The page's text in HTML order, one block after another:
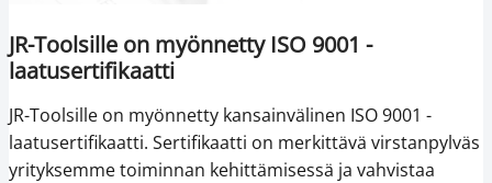
JR-Toolsille on myönnetty ISO 9001 -
laatusertifikaatti
JR-Toolsille on myönnetty kansainvälinen ISO 9001 -
laatusertifikaatti. Sertifikaatti on merkittävä virstanpylväs
yrityksemme toiminnan kehittämisessä ja vahvistaa